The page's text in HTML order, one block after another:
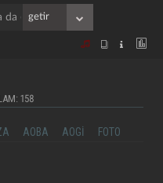
158
AOBA AOGI FOTO